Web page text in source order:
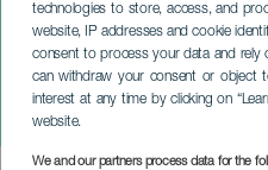
technologies to store, access, and
website, IP addresses and cookie
consent to process your data and rely
can withdraw your consent or object
interest at any time by clicking on
website.
We and our partners process data for the
Koncerten
és Salvador
GRAN CANARIA